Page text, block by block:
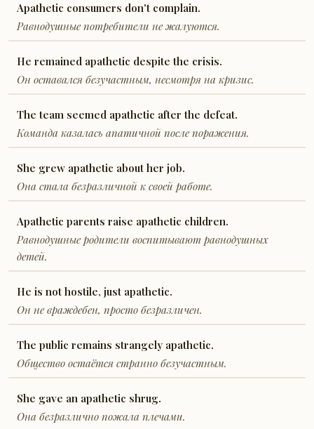
Apathetic consumers don't complain.
Равнодушные потребители не жалуются.
He remained apathetic despite the crisis.
Он оставался безучастным, несмотря на кризис.
The team seemed apathetic after the defeat.
Команда казалась апатичной после поражения.
She grew apathetic about her job.
Она стала безразличной к своей работе.
Apathetic parents raise apathetic children.
Равнодушные родители воспитывают равнодушных
детей.
He is not hostile, just apathetic.
Он не враждебен, просто безразличен.
The public remains strangely apathetic.
Общество остаётся странно безучастным.
She gave an apathetic shrug.
Она безразлично пожала плечами.